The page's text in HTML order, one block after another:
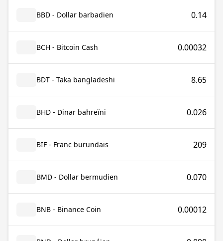
BBD - Dollar barbadien 0.14
BCH - Bitcoin Cash 0.00032
BDT - Taka bangladeshi 8.65
BHD - Dinar bahreïni 0.026
BIF - Franc burundais 209
BMD - Dollar bermudien 0.070
BNB - Binance Coin 0.00012